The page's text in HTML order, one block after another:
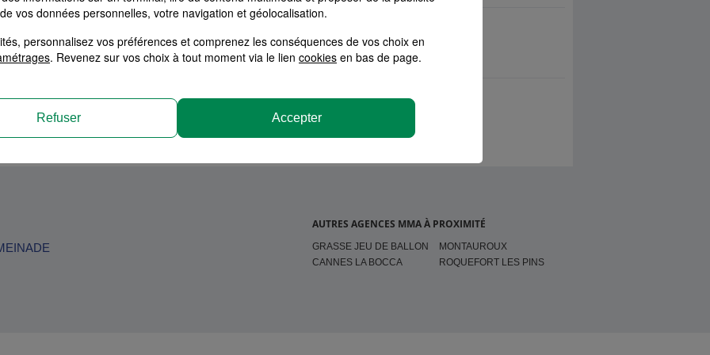
AUTRES AGENCES MMA À PROXIMITÉ
GRASSE JEU DE BALLON
MONTAUROUX
CANNES LA BOCCA
ROQUEFORT LES PINS
vos données personnelles, votre navigation et géolocalisation.
personnalisez vos préférences et comprenez les conséquences de vos choix en
. Revenez sur vos choix à tout moment via le lien cookies en bas de page.
Refuser Accepter